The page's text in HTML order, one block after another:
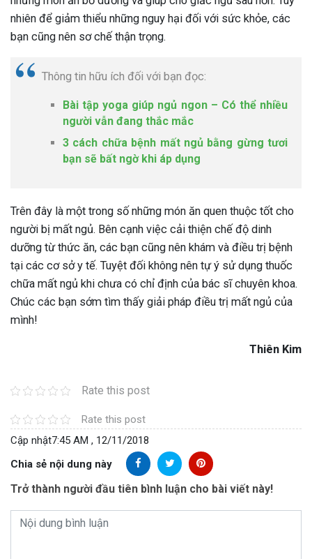
nhiên để giảm thiểu những nguy hại đối với sức khỏe, các
bạn cũng nên sơ chế thận trọng.
Thông tin hữu ích đối với bạn đọc:
Bài tập yoga giúp ngủ ngon – Có thể nhiều
người vẫn đang thắc mắc
3 cách chữa bệnh mất ngủ bằng gừng tươi
bạn sẽ bất ngờ khi áp dụng
Trên đây là một trong số những món ăn quen thuộc tốt cho
người bị mất ngủ. Bên cạnh việc cải thiện chế độ dinh
dưỡng từ thức ăn, các bạn cũng nên khám và điều trị bệnh
tại các cơ sở y tế. Tuyệt đối không nên tự ý sử dụng thuốc
chữa mất ngủ khi chưa có chỉ định của bác sĩ chuyên khoa.
Chúc các bạn sớm tìm thấy giải pháp điều trị mất ngủ của
mình!
Thiên Kim
Rate this post
Rate this post
Cập nhật7:45 AM , 12/11/2018
Chia sẻ nội dung này
Trở thành người đầu tiên bình luận cho bài viết này!